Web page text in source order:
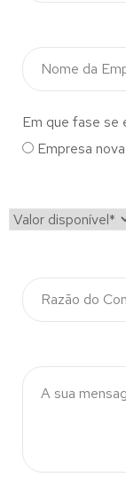
Em que fase se
Empresa nova